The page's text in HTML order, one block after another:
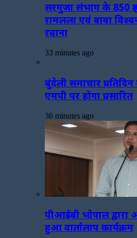
सरगुजा संभाग के 850
रामलला एवं बाबा
रवाना
33 minutes ago
बुंदेली समाचार
एमपी पर होगा प्रसारित
36 minutes ago
पीआईबी भोपाल
हुआ वार्तालाप कार्यक्रम